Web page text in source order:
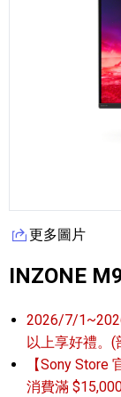
更多圖片
INZONE
2026/7/
以上享好禮。(
【Sony
消費滿